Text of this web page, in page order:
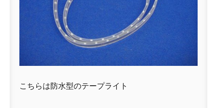
こちらは防水型のテープライト